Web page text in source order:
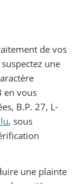
de vos
une
en vous
B.P. 27, L-
, sous
une plainte